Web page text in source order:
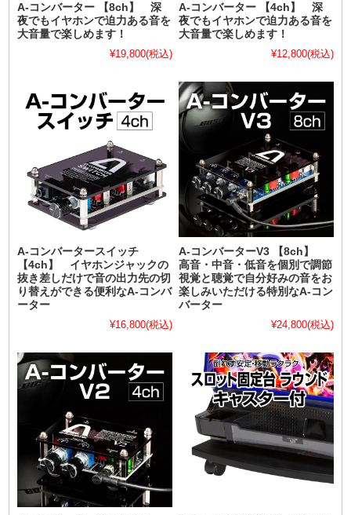
A-コンバーター 【8ch】 深
夜でもイヤホンで迫力ある音を
大音量で楽しめます！
¥19,800(税込)
A-コンバーター 【4ch】 深
夜でもイヤホンで迫力ある音を
大音量で楽しめます！
¥12,800(税込)
A-コンバータースイッチ
【4ch】 イヤホンジャックの
抜き差しだけで音の出力先の切
り替えができる便利なA-コンバ
ーター
¥16,800(税込)
A-コンバーターV3 【8ch】
高音・中音・低音を個別で調節
視覚と聴覚で自分好みの音をお
楽しみいただける特別なA-コン
バーター
¥24,800(税込)